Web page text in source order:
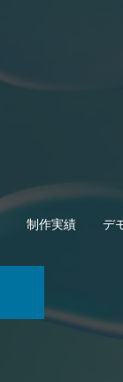
制作実績 デ